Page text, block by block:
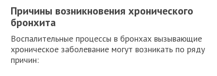
Причины возникновения хронического
бронхита
Воспалительные процессы в бронхах вызывающие
хроническое заболевание могут возникать по ряду
причин: